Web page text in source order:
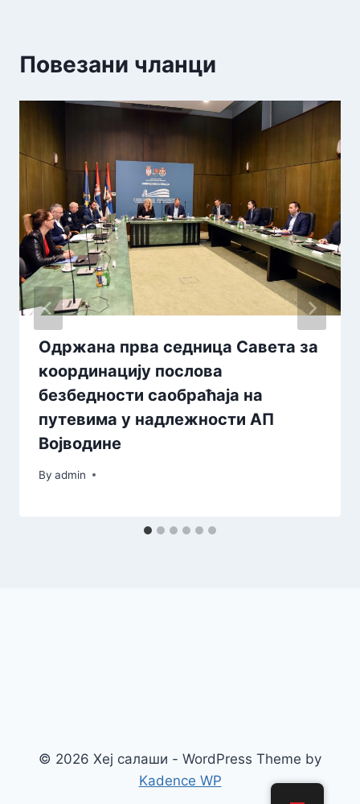
Повезани чланци
Одржана прва седница Савета за
координацију послова
безбедности саобраћаја на
путевима у надлежности АП
Војводине
By admin
© 2026 Хеј салаши - WordPress Theme by
Kadence WP